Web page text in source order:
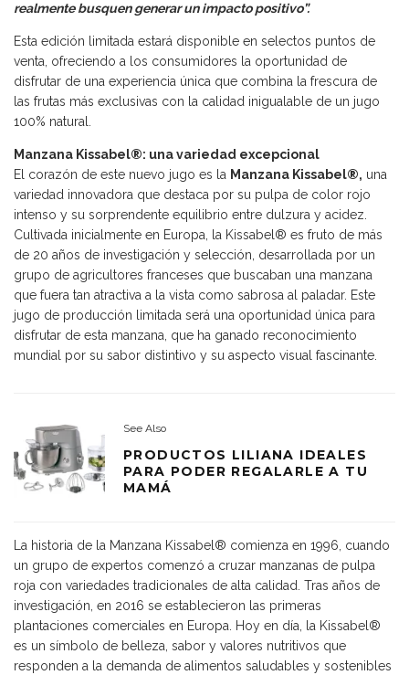
realmente busquen generar un impacto positivo”.
Esta edición limitada estará disponible en selectos puntos de
venta, ofreciendo a los consumidores la oportunidad de
disfrutar de una experiencia única que combina la frescura de
las frutas más exclusivas con la calidad inigualable de un jugo
100% natural.
Manzana Kissabel®: una variedad excepcional
El corazón de este nuevo jugo es la Manzana Kissabel®, una
variedad innovadora que destaca por su pulpa de color rojo
intenso y su sorprendente equilibrio entre dulzura y acidez.
Cultivada inicialmente en Europa, la Kissabel® es fruto de más
de 20 años de investigación y selección, desarrollada por un
grupo de agricultores franceses que buscaban una manzana
que fuera tan atractiva a la vista como sabrosa al paladar. Este
jugo de producción limitada será una oportunidad única para
disfrutar de esta manzana, que ha ganado reconocimiento
mundial por su sabor distintivo y su aspecto visual fascinante.
See Also
PRODUCTOS LILIANA IDEALES
PARA PODER REGALARLE A TU
MAMÁ
La historia de la Manzana Kissabel® comienza en 1996, cuando
un grupo de expertos comenzó a cruzar manzanas de pulpa
roja con variedades tradicionales de alta calidad. Tras años de
investigación, en 2016 se establecieron las primeras
plantaciones comerciales en Europa. Hoy en día, la Kissabel®
es un símbolo de belleza, sabor y valores nutritivos que
responden a la demanda de alimentos saludables y sostenibles